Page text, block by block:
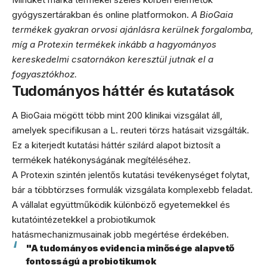
gyógyszertárakban és online platformokon. A BioGaia
termékek gyakran orvosi ajánlásra kerülnek forgalomba,
míg a Protexin termékek inkább a hagyományos
kereskedelmi csatornákon keresztül jutnak el a
fogyasztókhoz.
Tudományos háttér és kutatások
A BioGaia mögött több mint 200 klinikai vizsgálat áll,
amelyek specifikusan a L. reuteri törzs hatásait vizsgálták.
Ez a kiterjedt kutatási háttér szilárd alapot biztosít a
termékek hatékonyságának megítéléséhez.
A Protexin szintén jelentős kutatási tevékenységet folytat,
bár a többtörzses formulák vizsgálata komplexebb feladat.
A vállalat együttműködik különböző egyetemekkel és
kutatóintézetekkel a probiotikumok
hatásmechanizmusainak jobb megértése érdekében.
"A tudományos evidencia minősége alapvető
fontosságú a probiotikumok